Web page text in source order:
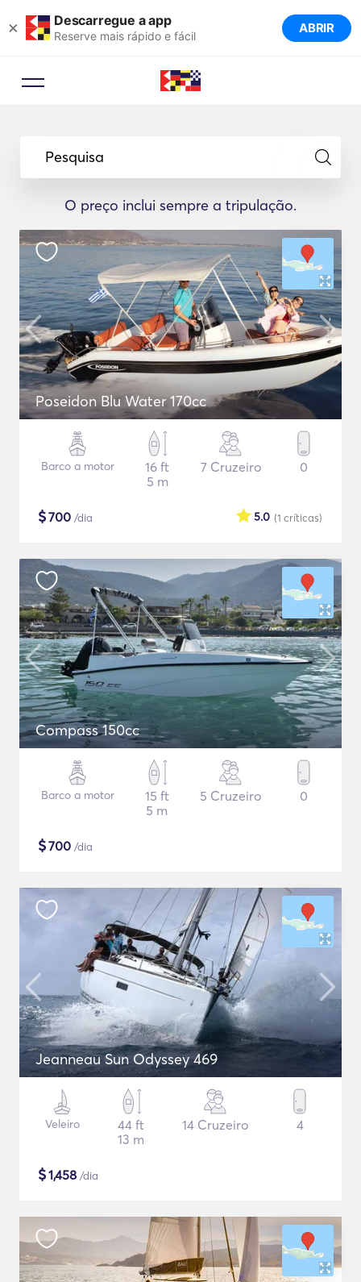
× Descarregue a app
Reserve mais rápido e fácil ABRIR
Pesquisa
O preço inclui sempre a tripulação.
Poseidon Blu Water 170cc
Barco a motor
16 ft
5 m
7 Cruzeiro 0
$700 /dia (1 críticas)
5.0
Compass 150cc
Barco a motor
15 ft
5 m
5 Cruzeiro 0
$700 /dia
Jeanneau Sun Odyssey 469
Veleiro
44 ft
13 m
14 Cruzeiro 4
$1,458 /dia